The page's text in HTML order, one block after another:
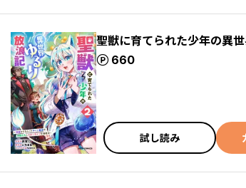
聖獣に育てられた少年の異
660
ポイント
試し読み